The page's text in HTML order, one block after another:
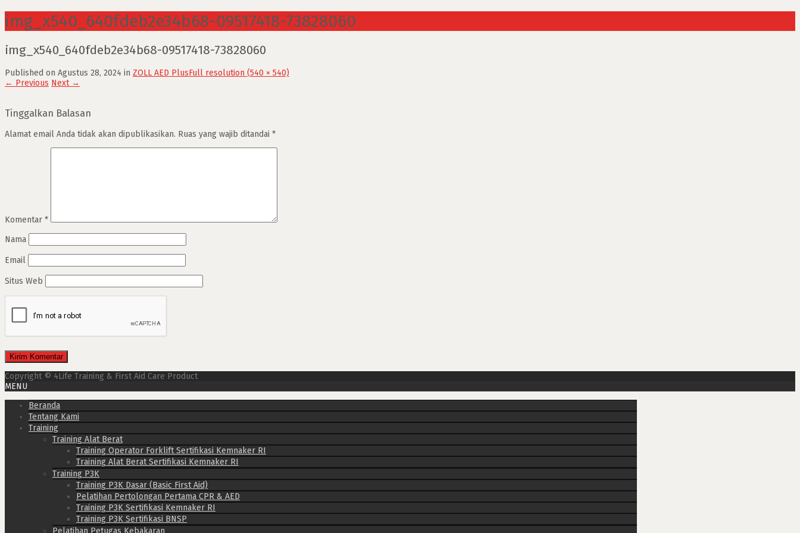
img_x540_640fdeb2e34b68-09517418-73828060
img_x540_640fdeb2e34b68-09517418-73828060
Published on Agustus 28, 2024 in ZOLL AED PlusFull resolution (540 × 540)
← Previous Next →
Tinggalkan Balasan
Alamat email Anda tidak akan dipublikasikan. Ruas yang wajib ditandai *
Komentar *
Nama
Email
Situs Web
Copyright © 4Life Training & First Aid Care Product
MENU
Beranda
Tentang Kami
Training
Training Alat Berat
Training Operator Forklift Sertifikasi Kemnaker RI
Training Alat Berat Sertifikasi Kemnaker RI
Training P3K
Training P3K Dasar (Basic First Aid)
Pelatihan Pertolongan Pertama CPR & AED
Training P3K Sertifikasi Kemnaker RI
Training P3K Sertifikasi BNSP
Pelatihan Petugas Kebakaran